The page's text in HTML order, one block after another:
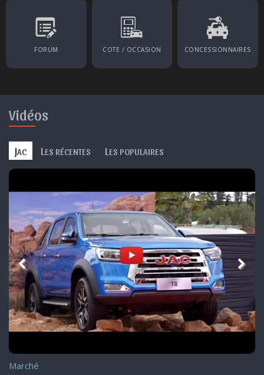
FORUM COTE / OCCASION CONCESSIONNAIRES
Vidéos
JAC L ES RÉCENTES L ES POPULAIRES
Marché